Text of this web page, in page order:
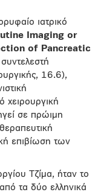
ιατρικό
Imaging or
of Pancreatic
16.6),
σε πρώιμη
επιβίωση των
Τζίμα, ήταν το
τα δύο ελληνικά